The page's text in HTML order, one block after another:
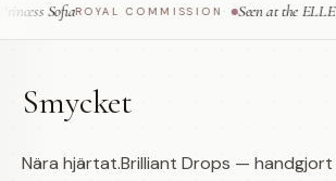
SofiaROYAL COMMISSION · Seen at the ELLE
Smycket
Nära hjärtat.Brilliant Drops — handgjort